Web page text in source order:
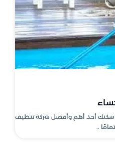
سكنك أحد أهم وأفضل شركة تنظيف
..